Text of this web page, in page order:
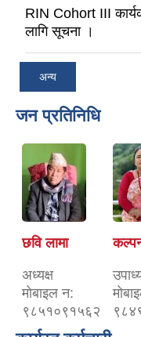
RIN Cohort III
लागि सूचना ।
अन्य
जन प्रतिनिधि
छवि लामा
अध्यक्ष
माेबाइल न‌:
९८५१०९१५६२